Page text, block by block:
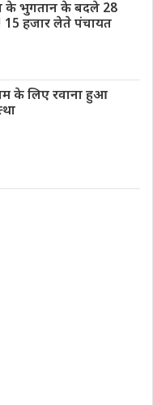
के भुगतान के बदले 28
15 हजार लेते पंचायत
के लिए रवाना हुआ